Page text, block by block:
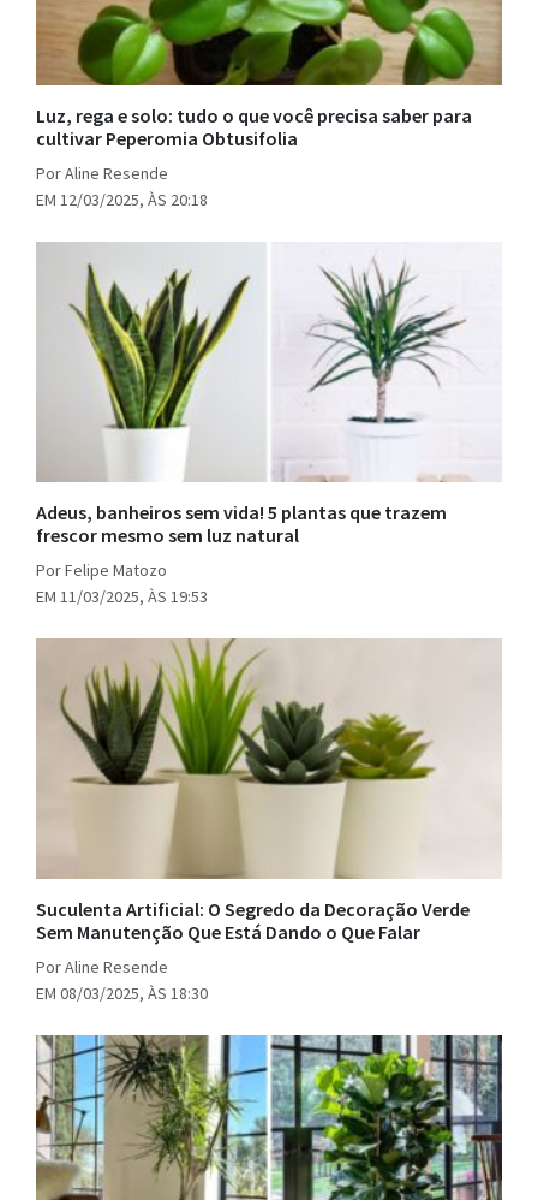
Luz, rega e solo: tudo o que você precisa saber para
cultivar Peperomia Obtusifolia
Por Aline Resende
EM 12/03/2025, ÀS 20:18
Adeus, banheiros sem vida! 5 plantas que trazem
frescor mesmo sem luz natural
Por Felipe Matozo
EM 11/03/2025, ÀS 19:53
Suculenta Artificial: O Segredo da Decoração Verde
Sem Manutenção Que Está Dando o Que Falar
Por Aline Resende
EM 08/03/2025, ÀS 18:30